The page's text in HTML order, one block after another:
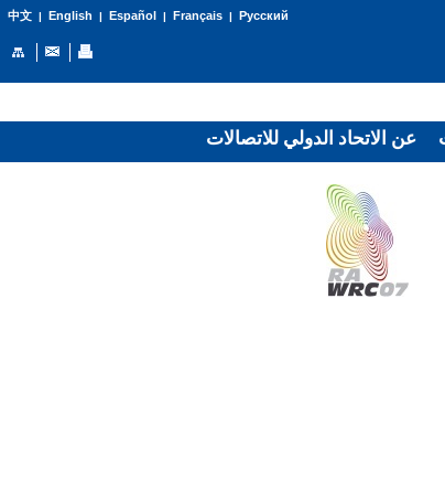
中文| English | Español | Français| Русский
عن الاتحاد الدولي للاتصالات